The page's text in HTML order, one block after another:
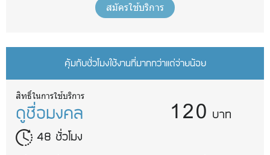
สมัครใช้บริการ
คุ้มกับชั่วโมงใช้งานที่มากกว่าแต่จ่ายน้อย
สิทธิ์ในการใช้บริการ
ดูชื่อมงคล
48 ชั่วโมง
120 บาท